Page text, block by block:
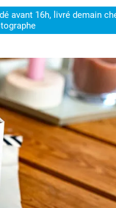
avant 16h, livré demain